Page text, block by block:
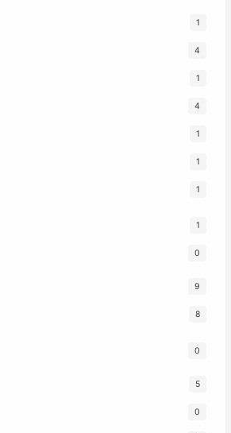
1
4
1
4
1
1
1
1
0
9
8
0
5
0